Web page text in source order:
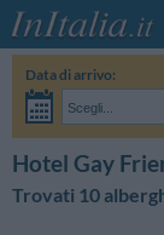
Data di arrivo:
Scegli...
Hotel Gay
Trovati 10